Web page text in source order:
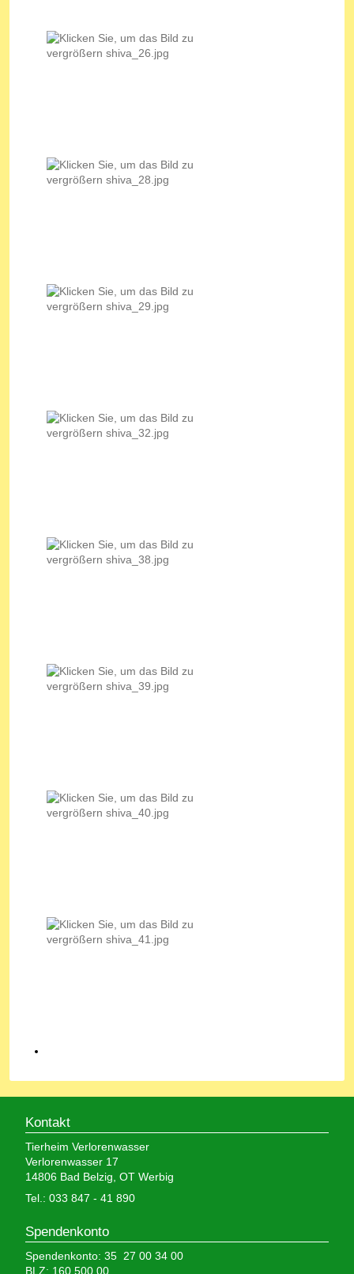
Kontakt
Tierheim Verlorenwasser
Verlorenwasser 17
14806 Bad Belzig, OT Werbig
Tel.: 033 847 - 41 890
Spendenkonto
Spendenkonto: 35 27 00 34 00
BLZ: 160 500 00